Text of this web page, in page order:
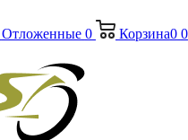
Отложенные 0 Корзина0 0